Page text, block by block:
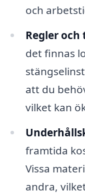
och
Regler
det finnas
att du
vilket kan
framtida
Vissa
andra,